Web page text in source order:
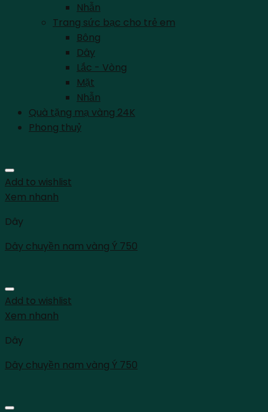
Nhẫn
Trang sức bạc cho trẻ em
Bông
Dây
Lắc - Vòng
Mặt
Nhẫn
Quà tặng mạ vàng 24K
Phong thuỷ
Add to wishlist
Xem nhanh
Dây
Dây chuyền nam vàng Ý 750
Add to wishlist
Xem nhanh
Dây
Dây chuyền nam vàng Ý 750